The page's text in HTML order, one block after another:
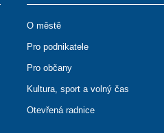
O městě
Pro podnikatele
Pro občany
Kultura, sport a volný čas
Otevřená radnice